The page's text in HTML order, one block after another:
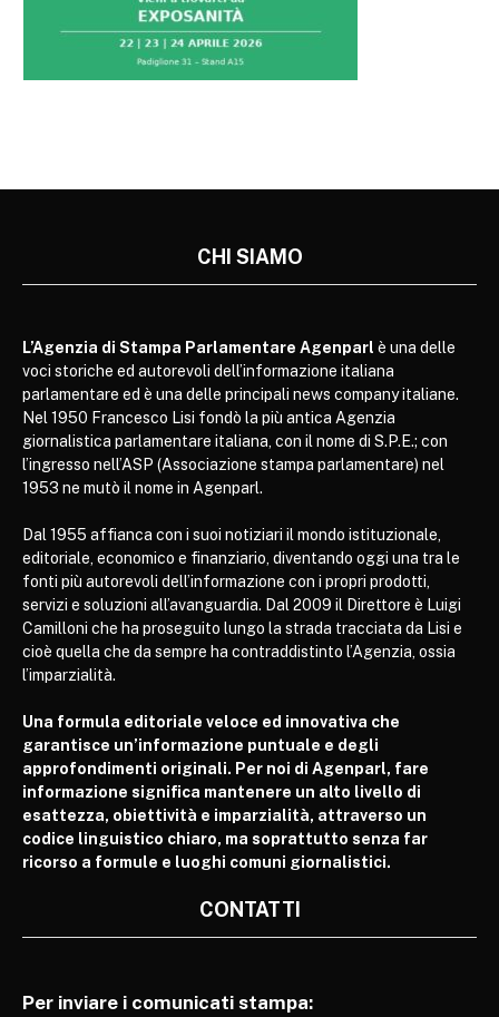
CHI SIAMO
L’Agenzia di Stampa Parlamentare Agenparl è una delle
voci storiche ed autorevoli dell’informazione italiana
parlamentare ed è una delle principali news company italiane.
Nel 1950 Francesco Lisi fondò la più antica Agenzia
giornalistica parlamentare italiana, con il nome di S.P.E.; con
l’ingresso nell’ASP (Associazione stampa parlamentare) nel
1953 ne mutò il nome in Agenparl.
Dal 1955 affianca con i suoi notiziari il mondo istituzionale,
editoriale, economico e finanziario, diventando oggi una tra le
fonti più autorevoli dell’informazione con i propri prodotti,
servizi e soluzioni all’avanguardia. Dal 2009 il Direttore è Luigi
Camilloni che ha proseguito lungo la strada tracciata da Lisi e
cioè quella che da sempre ha contraddistinto l’Agenzia, ossia
l’imparzialità.
Una formula editoriale veloce ed innovativa che
garantisce un’informazione puntuale e degli
approfondimenti originali. Per noi di Agenparl, fare
informazione significa mantenere un alto livello di
esattezza, obiettività e imparzialità, attraverso un
codice linguistico chiaro, ma soprattutto senza far
ricorso a formule e luoghi comuni giornalistici.
CONTATTI
Per inviare i comunicati stampa: